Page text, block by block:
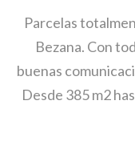
Parcelas
Bezana. Con
buenas
Desde 385 m2